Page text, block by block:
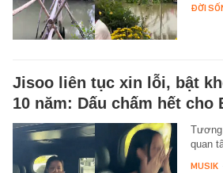
ĐỜI
Jisoo liên tục xin lỗi, bật
10 năm: Dấu chấm hết cho
quan
MUSIK